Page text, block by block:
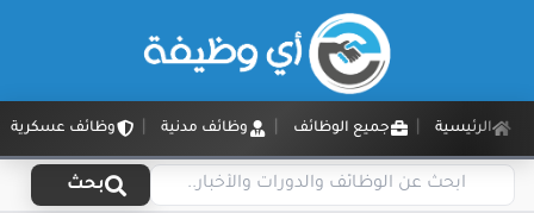
الرئيسية جميع الوظائف وظائف مدنية وظائف عسكرية
بحث